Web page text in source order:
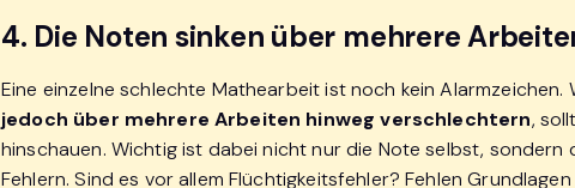
4. Die Noten sinken über mehrere
Eine einzelne schlechte Mathearbeit ist noch kein Alarmzeichen.
jedoch über mehrere Arbeiten hinweg verschlechtern,
hinschauen. Wichtig ist dabei nicht nur die Note selbst, sondern
Fehlern. Sind es vor allem Flüchtigkeitsfehler? Fehlen